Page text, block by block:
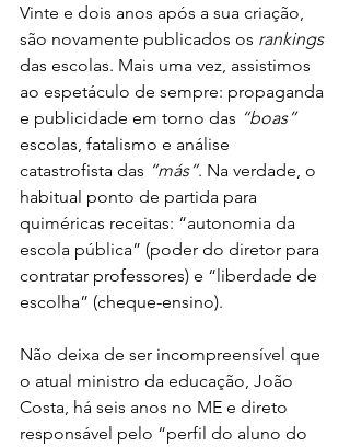
Vinte e dois anos após a sua criação,
são novamente publicados os rankings
das escolas. Mais uma vez, assistimos
ao espetáculo de sempre: propaganda
e publicidade em torno das “boas”
escolas, fatalismo e análise
catastrofista das “más”. Na verdade, o
habitual ponto de partida para
quiméricas receitas: “autonomia da
escola pública” (poder do diretor para
contratar professores) e “liberdade de
escolha” (cheque-ensino).
Não deixa de ser incompreensível que
o atual ministro da educação, João
Costa, há seis anos no ME e direto
responsável pelo “perfil do aluno do